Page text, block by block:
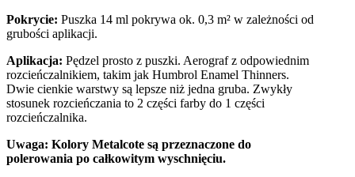
Pokrycie: Puszka 14 ml pokrywa ok. 0,3 m² w zależności od
grubości aplikacji.
Aplikacja: Pędzel prosto z puszki. Aerograf z odpowiednim
rozcieńczalnikiem, takim jak Humbrol Enamel Thinners.
Dwie cienkie warstwy są lepsze niż jedna gruba. Zwykły
stosunek rozcieńczania to 2 części farby do 1 części
rozcieńczalnika.
Uwaga: Kolory Metalcote są przeznaczone do
polerowania po całkowitym wyschnięciu.